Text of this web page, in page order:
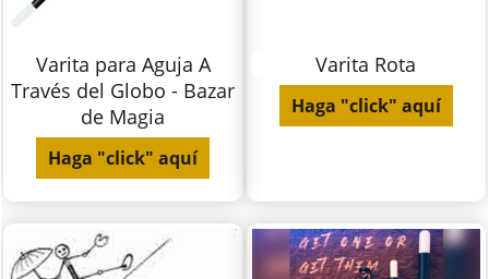
Varita para Aguja A
Través del Globo - Bazar
de Magia
Haga "click" aquí
Varita Rota
Haga "click" aquí